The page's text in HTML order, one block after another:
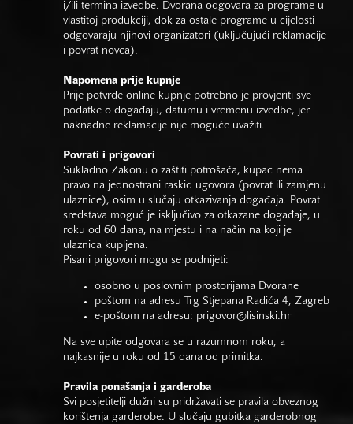
i/ili termina izvedbe. Dvorana odgovara za programe u
vlastitoj produkciji, dok za ostale programe u cijelosti
odgovaraju njihovi organizatori (uključujući reklamacije
i povrat novca).
Napomena prije kupnje
Prije potvrde online kupnje potrebno je provjeriti sve
podatke o događaju, datumu i vremenu izvedbe, jer
naknadne reklamacije nije moguće uvažiti.
Povrati i prigovori
Sukladno Zakonu o zaštiti potrošača, kupac nema
pravo na jednostrani raskid ugovora (povrat ili zamjenu
ulaznice), osim u slučaju otkazivanja događaja. Povrat
sredstava moguć je isključivo za otkazane događaje, u
roku od 60 dana, na mjestu i na način na koji je
ulaznica kupljena.
Pisani prigovori mogu se podnijeti:
osobno u poslovnim prostorijama Dvorane
poštom na adresu Trg Stjepana Radića 4, Zagreb
e-poštom na adresu: prigovor@lisinski.hr
Na sve upite odgovara se u razumnom roku, a
najkasnije u roku od 15 dana od primitka.
Pravila ponašanja i garderoba
Svi posjetitelji dužni su pridržavati se pravila obveznog
korištenja garderobe. U slučaju gubitka garderobnog